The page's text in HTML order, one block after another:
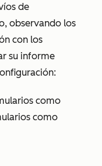
de
observando los
con los
su informe
como
como